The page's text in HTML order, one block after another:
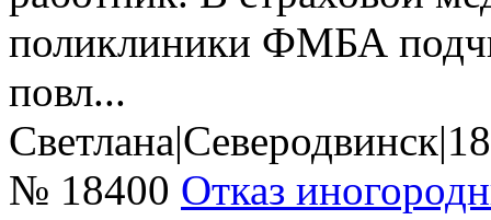
поликлиники ФМБА
повл...
Светлана|Северодвинск|
№ 18400 Отказ